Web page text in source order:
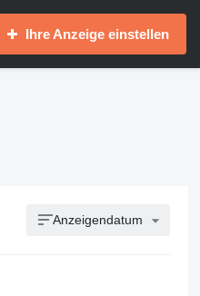
Ihre Anzeige einstellen
Anzeigendatum